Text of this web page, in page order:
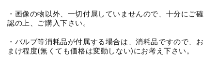
・画像の物以外、一切付属していませんので、十分にご確
認の上、ご購入下さい。
・バルブ等消耗品が付属する場合は、消耗品ですので、お
まけ程度(無くても価格は変動しない)にお考え下さい。